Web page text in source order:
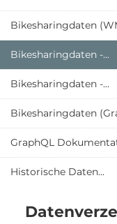
Bikesharingdaten
Bikesharingdaten -...
Bikesharingdaten -...
Bikesharingdaten
GraphQL
Historische Daten...